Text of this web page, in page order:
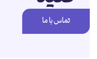
تماس با ما